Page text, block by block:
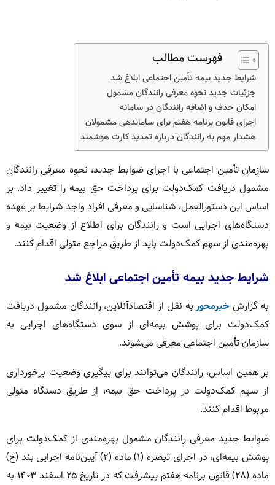
فهرست مطالب
شرایط جدید بیمه تأمین اجتماعی ابلاغ شد
جزئیات جدید نحوه معرفی رانندگان مشمول
امکان حذف و اضافه رانندگان در سامانه
اجرای قانون برنامه هفتم برای ساماندهی مشمولان
هشدار مهم به رانندگان درباره تمدید کارت هوشمند
سازمان تأمین اجتماعی با اجرای ضوابط جدید، نحوه معرفی رانندگان
مشمول دریافت کمک‌دولت برای پرداخت حق بیمه را تغییر داد. بر
اساس این دستورالعمل، شناسایی و معرفی افراد واجد شرایط بر عهده
دستگاه‌های اجرایی است و رانندگان برای اطلاع از وضعیت بیمه و
بهره‌مندی از سهم کمک‌دولت باید از طریق مراجع متولی اقدام کنند.
شرایط جدید بیمه تأمین اجتماعی ابلاغ شد
به گزارش خبرمحور به نقل از اقتصادآنلاین، رانندگان مشمول دریافت
کمک‌دولت برای پوشش بیمه‌ای از سوی دستگاه‌های اجرایی به
سازمان تأمین اجتماعی معرفی می‌شوند.
بر همین اساس، رانندگان می‌توانند برای پیگیری وضعیت برخورداری
از سهم کمک‌دولت در پرداخت حق بیمه، از طریق دستگاه متولی
مربوط اقدام کنند.
ضوابط جدید معرفی رانندگان مشمول بهره‌مندی از کمک‌دولت برای
پوشش بیمه‌ای، در اجرای تبصره (۱) ماده (۲) آیین‌نامه اجرایی بند (خ)
ماده (۲۸) قانون برنامه هفتم پیشرفت که در تاریخ ۲۵ اسفند ۱۴۰۳ به